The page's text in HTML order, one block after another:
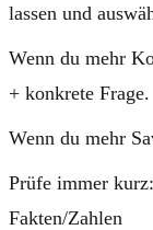
lassen und
Wenn du mehr
+ konkrete Frage.
Wenn du mehr
Prüfe immer kurz:
Fakten/Zahlen